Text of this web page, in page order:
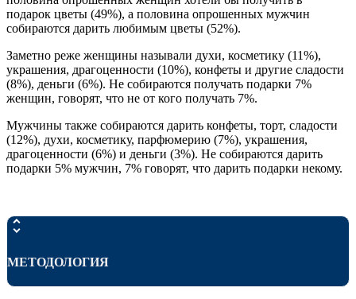
подарок цветы (49%), а половина опрошенных мужчин
собираются дарить любимым цветы (52%).
Заметно реже женщины называли духи, косметику (11%),
украшения, драгоценности (10%), конфеты и другие сладости
(8%), деньги (6%). Не собираются получать подарки 7%
женщин, говорят, что не от кого получать 7%.
Мужчины также собираются дарить конфеты, торт, сладости
(12%), духи, косметику, парфюмерию (7%), украшения,
драгоценности (6%) и деньги (3%). Не собираются дарить
подарки 5% мужчин, 7% говорят, что дарить подарки некому.
МЕТОДОЛОГИЯ